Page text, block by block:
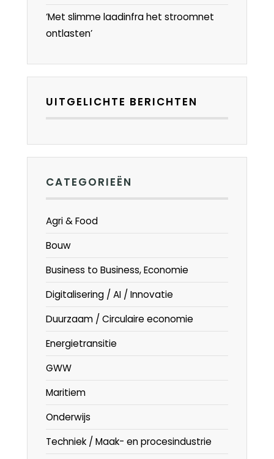
‘Met slimme laadinfra het stroomnet
ontlasten’
UITGELICHTE BERICHTEN
CATEGORIEËN
Agri & Food
Bouw
Business to Business, Economie
Digitalisering / AI / Innovatie
Duurzaam / Circulaire economie
Energietransitie
GWW
Maritiem
Onderwijs
Techniek / Maak- en procesindustrie